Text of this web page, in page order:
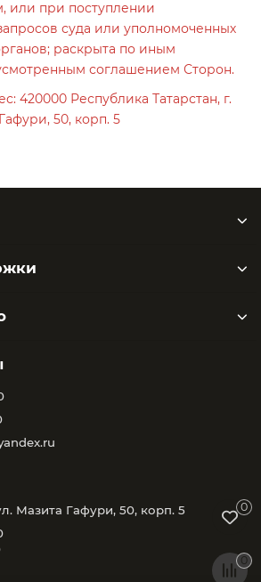
или при поступлении
суда или уполномоченных
раскрыта по иным
соглашением Сторон.
420000 Республика Татарстан, г.
50, корп. 5
Мазита Гафури, 50, корп. 5
0
0